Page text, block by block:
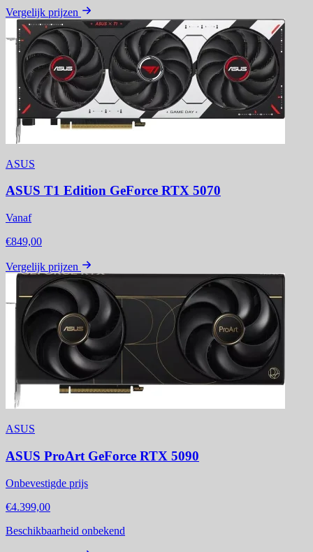
Vergelijk prijzen
ASUS
ASUS T1 Edition GeForce RTX 5070
Vanaf
€849,00
Vergelijk prijzen
ASUS
ASUS ProArt GeForce RTX 5090
Onbevestigde prijs
€4.399,00
Beschikbaarheid onbekend